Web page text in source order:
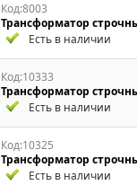
Код:8003
Трансформатор
Есть в наличии
Код:10333
Трансформатор
Есть в наличии
Код:10325
Трансформатор
Есть в наличии